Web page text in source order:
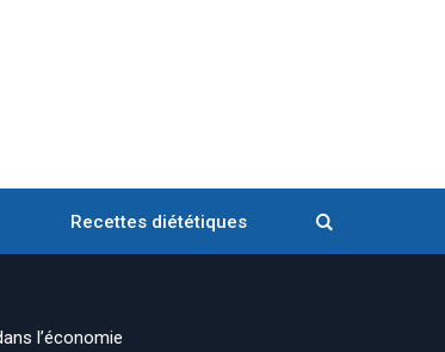
Recettes diététiques
l’économie